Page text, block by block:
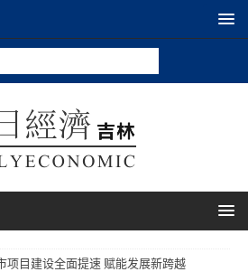
项目建设全面提速 赋能发展新跨越